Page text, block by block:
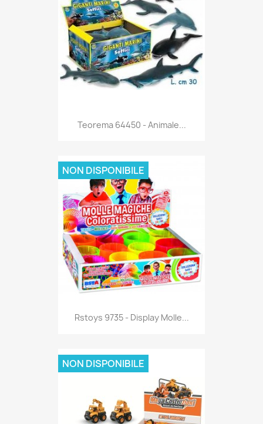
Anteprima
Teorema 64450 - Animale...
Anteprima
Rstoys 9735 - Display Molle...
NON DISPONIBILE
NON DISPONIBILE